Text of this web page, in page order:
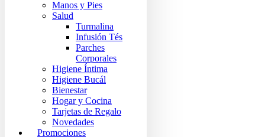
Manos y Pies
Salud
Turmalina
Infusión Tés
Parches
Corporales
Higiene Íntima
Higiene Bucál
Bienestar
Hogar y Cocina
Tarjetas de Regalo
Novedades
Promociones